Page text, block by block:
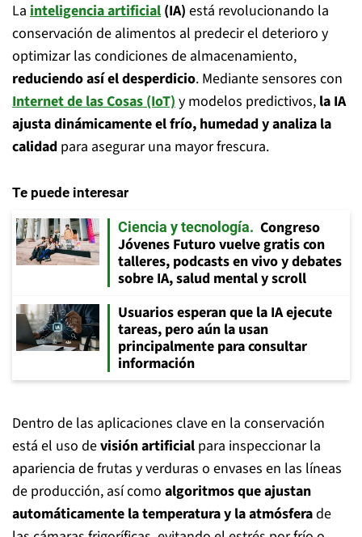
La inteligencia artificial (IA) está revolucionando la
conservación de alimentos al predecir el deterioro y
optimizar las condiciones de almacenamiento,
reduciendo así el desperdicio. Mediante sensores con
Internet de las Cosas (IoT)y modelos predictivos, la IA
ajusta dinámicamente el frío, humedad y analiza la
calidad para asegurar una mayor frescura.
Te puede interesar
Ciencia y tecnología
Congreso
Jóvenes Futuro vuelve gratis con
talleres, podcasts en vivo y debates
sobre IA, salud mental y scroll
Usuarios esperan que la IA ejecute
tareas, pero aún la usan
principalmente para consultar
información
Dentro de las aplicaciones clave en la conservación
está el uso devisión artificial para inspeccionar la
apariencia de frutas y verduras o envases en las líneas
de producción, así como algoritmos que ajustan
automáticamente la temperatura y la atmósferade